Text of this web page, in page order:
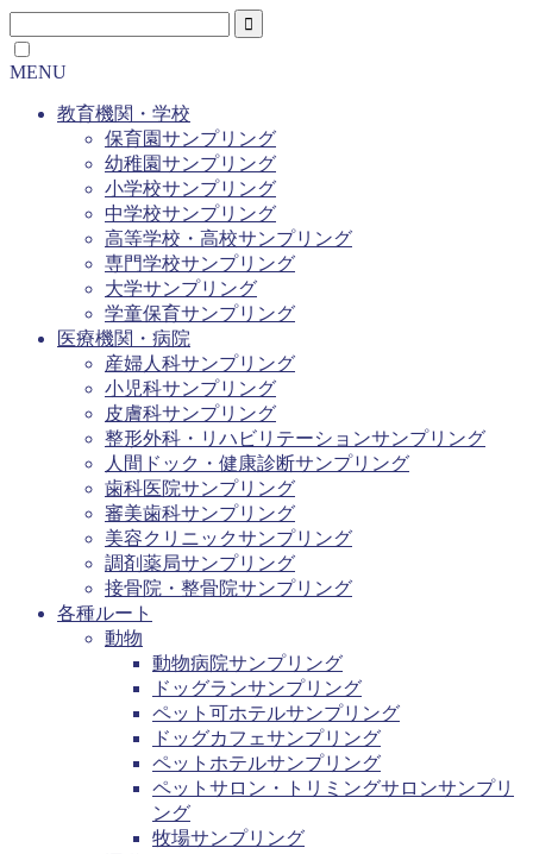
MENU
教育機関・学校
保育園サンプリング
幼稚園サンプリング
小学校サンプリング
中学校サンプリング
高等学校・高校サンプリング
専門学校サンプリング
大学サンプリング
学童保育サンプリング
医療機関・病院
産婦人科サンプリング
小児科サンプリング
皮膚科サンプリング
整形外科・リハビリテーションサンプリング
人間ドック・健康診断サンプリング
歯科医院サンプリング
審美歯科サンプリング
美容クリニックサンプリング
調剤薬局サンプリング
接骨院・整骨院サンプリング
各種ルート
動物
動物病院サンプリング
ドッグランサンプリング
ペット可ホテルサンプリング
ドッグカフェサンプリング
ペットホテルサンプリング
ペットサロン・トリミングサロンサンプリ
ング
牧場サンプリング